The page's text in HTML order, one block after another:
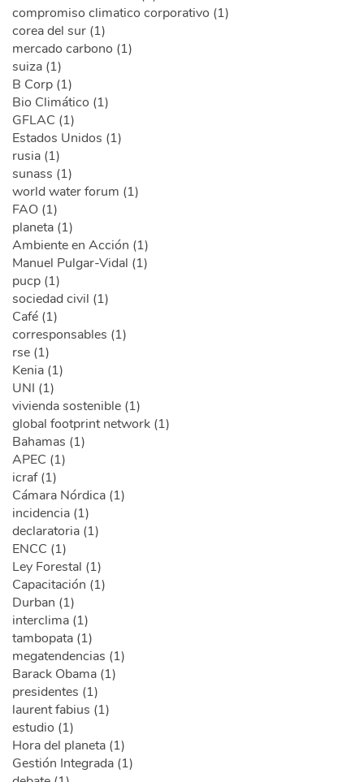
compromiso climatico corporativo (1)
corea del sur (1)
mercado carbono (1)
suiza (1)
B Corp (1)
Bio Climático (1)
GFLAC (1)
Estados Unidos (1)
rusia (1)
sunass (1)
world water forum (1)
FAO (1)
planeta (1)
Ambiente en Acción (1)
Manuel Pulgar-Vidal (1)
pucp (1)
sociedad civil (1)
Café (1)
corresponsables (1)
rse (1)
Kenia (1)
UNI (1)
vivienda sostenible (1)
global footprint network (1)
Bahamas (1)
APEC (1)
icraf (1)
Cámara Nórdica (1)
incidencia (1)
declaratoria (1)
ENCC (1)
Ley Forestal (1)
Capacitación (1)
Durban (1)
interclima (1)
tambopata (1)
megatendencias (1)
Barack Obama (1)
presidentes (1)
laurent fabius (1)
estudio (1)
Hora del planeta (1)
Gestión Integrada (1)